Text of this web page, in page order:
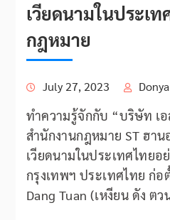
เวียดนามในประเ
กฎหมาย
July 27, 2023
ทำความรู้จักกับ “บริษัท เ
สำนักงานกฎหมาย ST ฮา
เวียดนามในประเทศไทยอ
กรุงเทพฯ ประเทศไทย ก่อ
Dang Tuan (เหงียน ดัง ต